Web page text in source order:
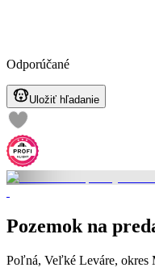
Odporúčané
Uložiť hľadanie
Pozemok na
Poľná, Veľké Leváre, okres